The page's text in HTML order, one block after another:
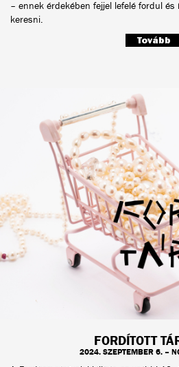
– ennek érdekében fejjel lefelé fordul és
keresni.
Tovább
FORDÍTOTT
2024. SZEPTEMBER 6. –